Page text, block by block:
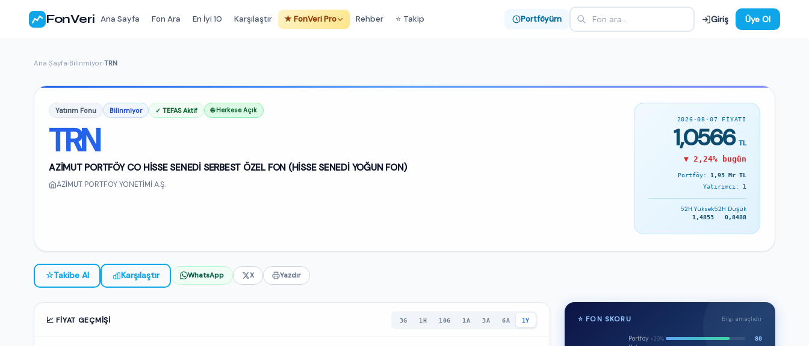
FonVeri Ana Sayfa Fon Ara En İyi 10 Karşılaştır ★ FonVeri Pro Rehber ⭐ Takip Portföyüm Giriş Üye Ol
Ana Sayfa›Bilinmiyor›TRN
Yatırım Fonu Bilinmiyor ✓ TEFAS Aktif 🌐 Herkese Açık
TRN
AZİMUT PORTFÖY CO HİSSE SENEDİ SERBEST ÖZEL FON (HİSSE SENEDİ YOĞUN FON)
AZİMUT PORTFÖY YÖNETİMİ A.Ş.
2026-08-07 FIYATI
1,0566 TL
▼ 2,24% bugün
Portföy: 1,93 Mr TL
Yatırımcı: 1
52H Yüksek
1,4853
52H Düşük
0,8488
☆Takibe Al Karşılaştır WhatsApp X Yazdır
📈 FIYAT GEÇMIŞI 3G 1H 10G 1A 3A 6A 1Y ⭐ FON SKORU Bilgi amaçlıdır
Portföy ×20% 80